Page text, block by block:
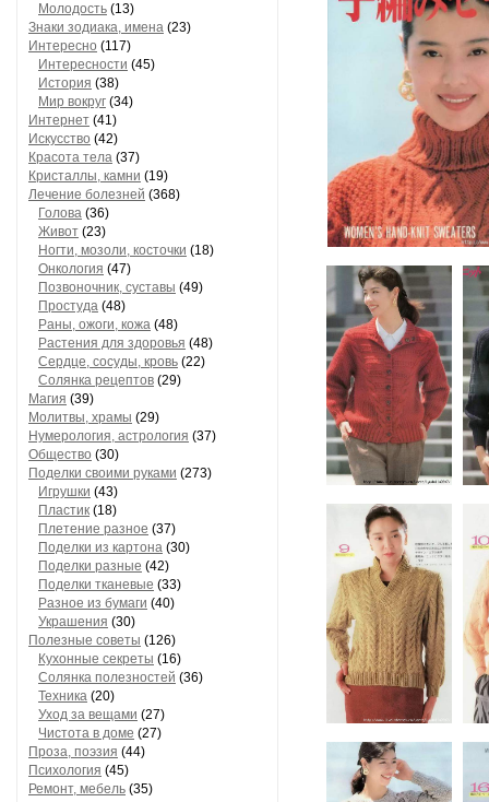
Молодость (13)
Знаки зодиака, имена (23)
Интересно (117)
Интересности (45)
История (38)
Мир вокруг (34)
Интернет (41)
Искусство (42)
Красота тела (37)
Кристаллы, камни (19)
Лечение болезней (368)
Голова (36)
Живот (23)
Ногти, мозоли, косточки (18)
Онкология (47)
Позвоночник, суставы (49)
Простуда (48)
Раны, ожоги, кожа (48)
Растения для здоровья (48)
Сердце, сосуды, кровь (22)
Солянка рецептов (29)
Магия (39)
Молитвы, храмы (29)
Нумерология, астрология (37)
Общество (30)
Поделки своими руками (273)
Игрушки (43)
Пластик (18)
Плетение разное (37)
Поделки из картона (30)
Поделки разные (42)
Поделки тканевые (33)
Разное из бумаги (40)
Украшения (30)
Полезные советы (126)
Кухонные секреты (16)
Солянка полезностей (36)
Техника (20)
Уход за вещами (27)
Чистота в доме (27)
Проза, поэзия (44)
Психология (45)
Ремонт, мебель (35)